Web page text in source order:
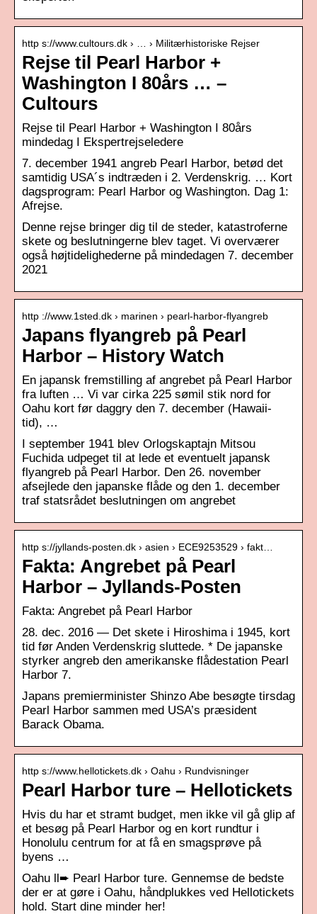
http s://www.cultours.dk › … › Militærhistoriske Rejser
Rejse til Pearl Harbor +
Washington I 80års … –
Cultours
Rejse til Pearl Harbor + Washington I 80års
mindedag I Ekspertrejseledere
7. december 1941 angreb Pearl Harbor, betød det
samtidig USA´s indtræden i 2. Verdenskrig. … Kort
dagsprogram: Pearl Harbor og Washington. Dag 1:
Afrejse.
Denne rejse bringer dig til de steder, katastroferne
skete og beslutningerne blev taget. Vi overværer
også højtidelighederne på mindedagen 7. december
2021
http ://www.1sted.dk › marinen › pearl-harbor-flyangreb
Japans flyangreb på Pearl
Harbor – History Watch
En japansk fremstilling af angrebet på Pearl Harbor
fra luften … Vi var cirka 225 sømil stik nord for
Oahu kort før daggry den 7. december (Hawaii-
tid), …
I september 1941 blev Orlogskaptajn Mitsou
Fuchida udpeget til at lede et eventuelt japansk
flyangreb på Pearl Harbor. Den 26. november
afsejlede den japanske flåde og den 1. december
traf statsrådet beslutningen om angrebet
http s://jyllands-posten.dk › asien › ECE9253529 › fakt…
Fakta: Angrebet på Pearl
Harbor – Jyllands-Posten
Fakta: Angrebet på Pearl Harbor
28. dec. 2016 — Det skete i Hiroshima i 1945, kort
tid før Anden Verdenskrig sluttede. * De japanske
styrker angreb den amerikanske flådestation Pearl
Harbor 7.
Japans premierminister Shinzo Abe besøgte tirsdag
Pearl Harbor sammen med USA’s præsident
Barack Obama.
http s://www.hellotickets.dk › Oahu › Rundvisninger
Pearl Harbor ture – Hellotickets
Hvis du har et stramt budget, men ikke vil gå glip af
et besøg på Pearl Harbor og en kort rundtur i
Honolulu centrum for at få en smagsprøve på
byens …
Oahu ll➨ Pearl Harbor ture. Gennemse de bedste
der er at gøre i Oahu, håndplukkes ved Hellotickets
hold. Start dine minder her!